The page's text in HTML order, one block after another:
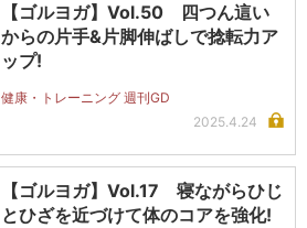
【ゴルヨガ】Vol.50 四つん這い
からの片手&片脚伸ばしで捻転力ア
ップ!
健康・トレーニング 週刊GD
2025.4.24
【ゴルヨガ】Vol.17 寝ながらひじ
とひざを近づけて体のコアを強化!